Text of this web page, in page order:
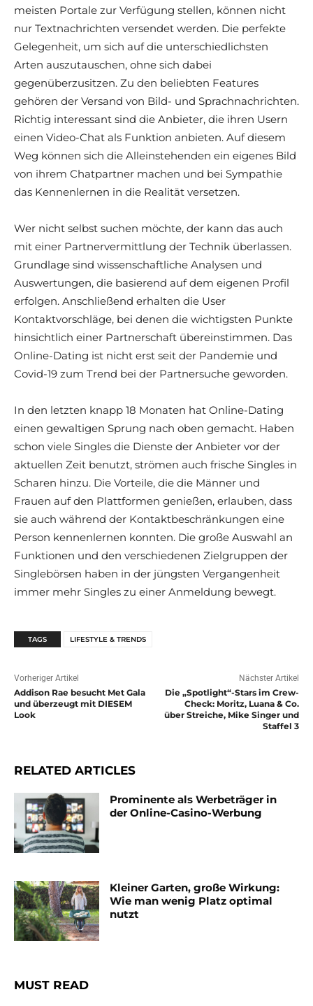
meisten Portale zur Verfügung stellen, können nicht
nur Textnachrichten versendet werden. Die perfekte
Gelegenheit, um sich auf die unterschiedlichsten
Arten auszutauschen, ohne sich dabei
gegenüberzusitzen. Zu den beliebten Features
gehören der Versand von Bild- und Sprachnachrichten.
Richtig interessant sind die Anbieter, die ihren Usern
einen Video-Chat als Funktion anbieten. Auf diesem
Weg können sich die Alleinstehenden ein eigenes Bild
von ihrem Chatpartner machen und bei Sympathie
das Kennenlernen in die Realität versetzen.
Wer nicht selbst suchen möchte, der kann das auch
mit einer Partnervermittlung der Technik überlassen.
Grundlage sind wissenschaftliche Analysen und
Auswertungen, die basierend auf dem eigenen Profil
erfolgen. Anschließend erhalten die User
Kontaktvorschläge, bei denen die wichtigsten Punkte
hinsichtlich einer Partnerschaft übereinstimmen. Das
Online-Dating ist nicht erst seit der Pandemie und
Covid-19 zum Trend bei der Partnersuche geworden.
In den letzten knapp 18 Monaten hat Online-Dating
einen gewaltigen Sprung nach oben gemacht. Haben
schon viele Singles die Dienste der Anbieter vor der
aktuellen Zeit benutzt, strömen auch frische Singles in
Scharen hinzu. Die Vorteile, die die Männer und
Frauen auf den Plattformen genießen, erlauben, dass
sie auch während der Kontaktbeschränkungen eine
Person kennenlernen konnten. Die große Auswahl an
Funktionen und den verschiedenen Zielgruppen der
Singlebörsen haben in der jüngsten Vergangenheit
immer mehr Singles zu einer Anmeldung bewegt.
TAGS LIFESTYLE & TRENDS
Vorheriger Artikel
Addison Rae besucht Met Gala
und überzeugt mit DIESEM
Look
Nächster Artikel
Die „Spotlight“-Stars im Crew-
Check: Moritz, Luana & Co.
über Streiche, Mike Singer und
Staffel 3
RELATED ARTICLES
Prominente als Werbeträger in
der Online-Casino-Werbung
Kleiner Garten, große Wirkung:
Wie man wenig Platz optimal
nutzt
MUST READ